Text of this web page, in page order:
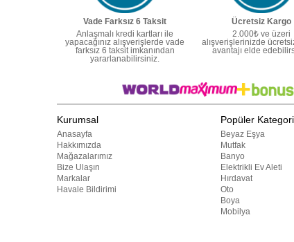
Vade Farksız 6 Taksit
Anlaşmalı kredi kartları ile
yapacağınız alışverişlerde vade
farksız 6 taksit imkanından
yararlanabilirsiniz.
Ücretsiz Kargo
2.000₺ ve üzeri
alışverişlerinizde
avantajı elde
Kurumsal
Anasayfa
Hakkımızda
Mağazalarımız
Bize Ulaşın
Markalar
Havale Bildirimi
Popüler
Beyaz Eşya
Mutfak
Banyo
Elektrikli Ev Aleti
Hırdavat
Oto
Boya
Mobilya